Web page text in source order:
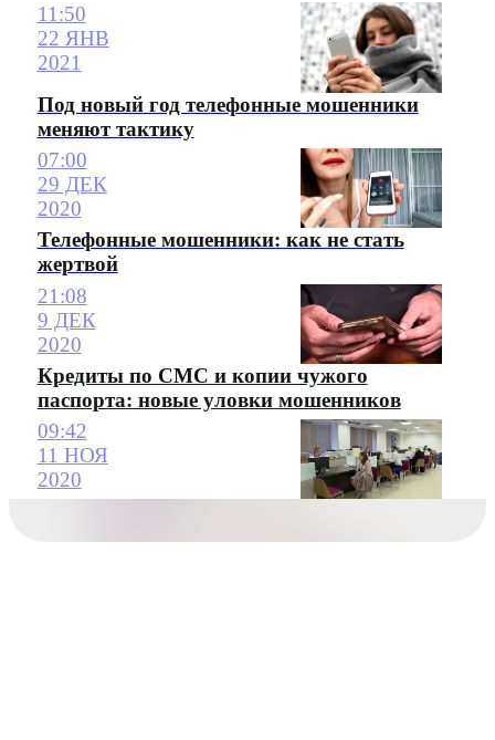
11:50
22 ЯНВ
2021
Под новый год телефонные мошенники
меняют тактику
07:00
29 ДЕК
2020
Телефонные мошенники: как не стать
жертвой
21:08
9 ДЕК
2020
Кредиты по СМС и копии чужого
паспорта: новые уловки мошенников
09:42
11 НОЯ
2020